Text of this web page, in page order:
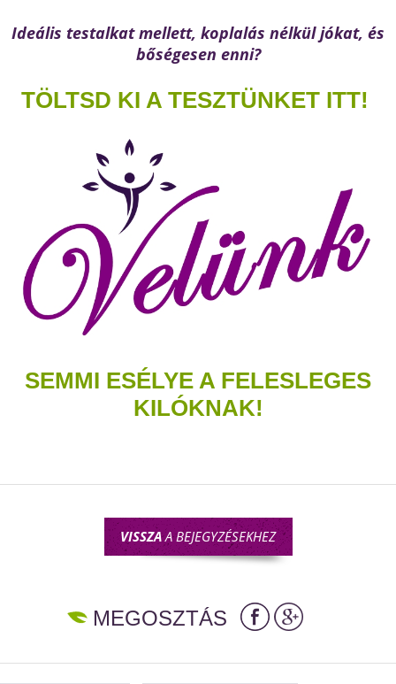
Ideális testalkat mellett, koplalás nélkül jókat, és
bőségesen enni?
TÖLTSD KI A TESZTÜNKET ITT!
SEMMI ESÉLYE A FELESLEGES
KILÓKNAK!
VISSZAA BEJEGYZÉSEKHEZ
MEGOSZTÁS